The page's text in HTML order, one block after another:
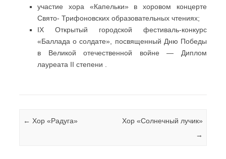
участие хора «Капельки» в хоровом концерте
Свято- Трифоновских образовательных чтениях;
IX Открытый городской фестиваль-конкурс
«Баллада о солдате», посвященный Дню Победы
в Великой отечественной войне — Диплом
лауреата II степени .
Навигация по записям
← Хор «Радуга»
Хор «Солнечный лучик»
→